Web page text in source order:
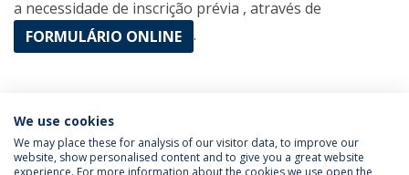
a necessidade de inscrição prévia , através de
FORMULÁRIO ONLINE .
Católica Next
Direito do Desporto
Studies
We use cookies
We may place these for analysis of our visitor data, to improve our
website, show personalised content and to give you a great website
experience. For more information about the cookies we use open the